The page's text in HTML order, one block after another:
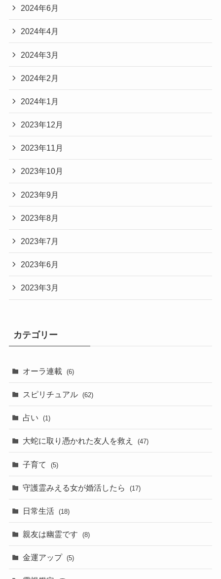
2024年6月
2024年4月
2024年3月
2024年2月
2024年1月
2023年12月
2023年11月
2023年10月
2023年9月
2023年8月
2023年7月
2023年6月
2023年3月
カテゴリー
オーラ連載 (6)
スピリチュアル (62)
占い (1)
大蛇に取り憑かれた友人を救え (47)
子育て (5)
守護霊みえる女が婚活したら (17)
日常生活 (18)
親友は幽霊です (8)
金運アップ (5)